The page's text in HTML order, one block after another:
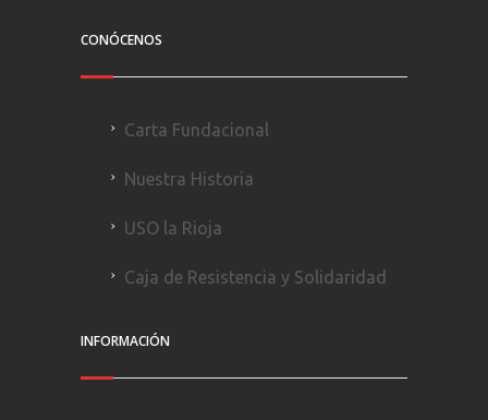
CONÓCENOS
Carta Fundacional
Nuestra Historia
USO la Rioja
Caja de Resistencia y Solidaridad
INFORMACIÓN